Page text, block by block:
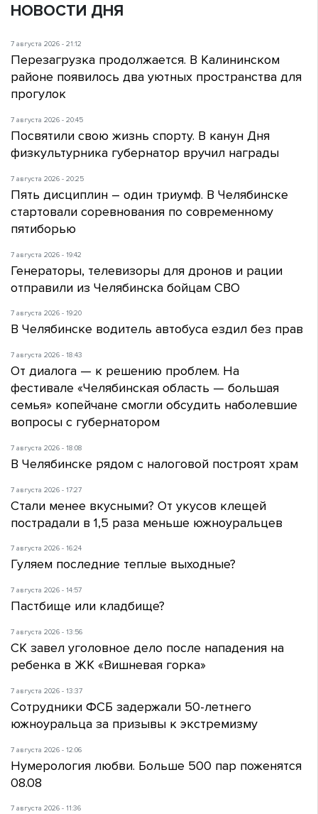
НОВОСТИ ДНЯ
7 августа 2026 - 21:12
Перезагрузка продолжается. В Калининском
районе появилось два уютных пространства для
прогулок
7 августа 2026 - 20:45
Посвятили свою жизнь спорту. В канун Дня
физкультурника губернатор вручил награды
7 августа 2026 - 20:25
Пять дисциплин – один триумф. В Челябинске
стартовали соревнования по современному
пятиборью
7 августа 2026 - 19:42
Генераторы, телевизоры для дронов и рации
отправили из Челябинска бойцам СВО
7 августа 2026 - 19:20
В Челябинске водитель автобуса ездил без прав
7 августа 2026 - 18:43
От диалога — к решению проблем. На
фестивале «Челябинская область — большая
семья» копейчане смогли обсудить наболевшие
вопросы с губернатором
7 августа 2026 - 18:08
В Челябинске рядом с налоговой построят храм
7 августа 2026 - 17:27
Стали менее вкусными? От укусов клещей
пострадали в 1,5 раза меньше южноуральцев
7 августа 2026 - 16:24
Гуляем последние теплые выходные?
7 августа 2026 - 14:57
Пастбище или кладбище?
7 августа 2026 - 13:56
СК завел уголовное дело после нападения на
ребенка в ЖК «Вишневая горка»
7 августа 2026 - 13:37
Сотрудники ФСБ задержали 50-летнего
южноуральца за призывы к экстремизму
7 августа 2026 - 12:06
Нумерология любви. Больше 500 пар поженятся
08.08
7 августа 2026 - 11:36